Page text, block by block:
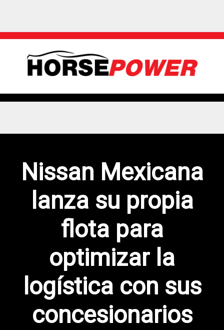
Nissan Mexicana
lanza su propia
flota para
optimizar la
logística con sus
concesionarios